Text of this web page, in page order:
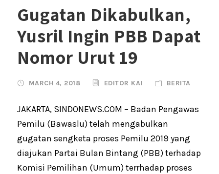
Gugatan Dikabulkan,
Yusril Ingin PBB Dapat
Nomor Urut 19
MARCH 4, 2018 EDITOR KAI BERITA
JAKARTA, SINDONEWS.COM – Badan Pengawas
Pemilu (Bawaslu) telah mengabulkan
gugatan sengketa proses Pemilu 2019 yang
diajukan Partai Bulan Bintang (PBB) terhadap
Komisi Pemilihan (Umum) terrhadap proses